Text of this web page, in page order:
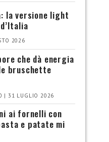
la versione light
2026
che dà energia
bruschette
| 31 LUGLIO 2026
ai fornelli con
e patate mi